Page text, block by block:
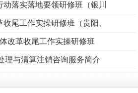
落实落地要领研修班（银川
尾工作实操研修班（贵阳、
改革收尾工作实操研修班
理与清算注销咨询服务简介